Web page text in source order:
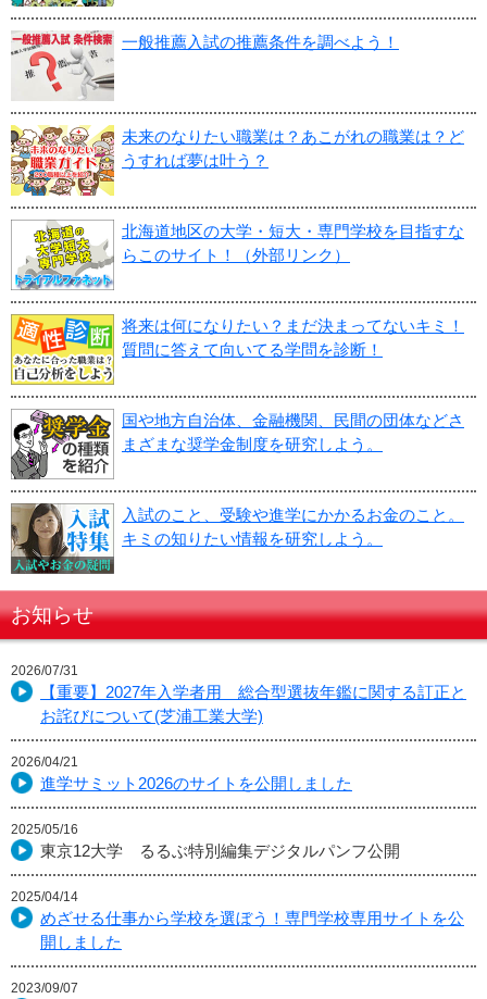
一般推薦入試の推薦条件を調べよう！
未来のなりたい職業は？あこがれの職業は？ど
うすれば夢は叶う？
北海道地区の大学・短大・専門学校を目指すな
らこのサイト！（外部リンク）
将来は何になりたい？まだ決まってないキミ！
質問に答えて向いてる学問を診断！
国や地方自治体、金融機関、民間の団体などさ
まざまな奨学金制度を研究しよう。
入試のこと、受験や進学にかかるお金のこと。
キミの知りたい情報を研究しよう。
お知らせ
2026/07/31
【重要】2027年入学者用 総合型選抜年鑑に関する訂正と
お詫びについて(芝浦工業大学)
2026/04/21
進学サミット2026のサイトを公開しました
2025/05/16
東京12大学 るるぶ特別編集デジタルパンフ公開
2025/04/14
めざせる仕事から学校を選ぼう！専門学校専用サイトを公
開しました
2023/09/07